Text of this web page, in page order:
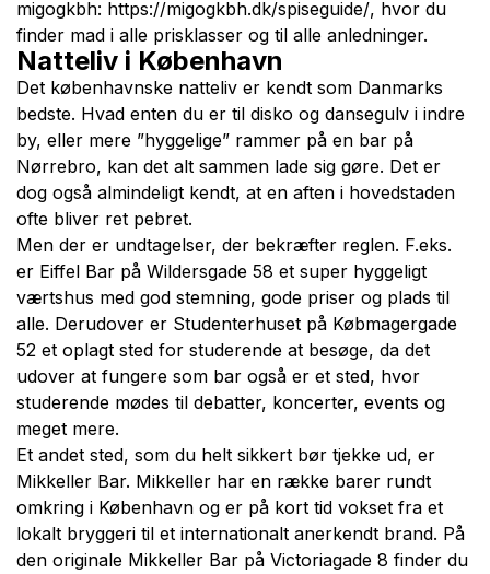
migogkbh: https://migogkbh.dk/spiseguide/, hvor du
finder mad i alle prisklasser og til alle anledninger.
Natteliv i København
Det københavnske natteliv er kendt som Danmarks
bedste. Hvad enten du er til disko og dansegulv i indre
by, eller mere ”hyggelige” rammer på en bar på
Nørrebro, kan det alt sammen lade sig gøre. Det er
dog også almindeligt kendt, at en aften i hovedstaden
ofte bliver ret pebret.
Men der er undtagelser, der bekræfter reglen. F.eks.
er Eiffel Bar på Wildersgade 58 et super hyggeligt
værtshus med god stemning, gode priser og plads til
alle. Derudover er Studenterhuset på Købmagergade
52 et oplagt sted for studerende at besøge, da det
udover at fungere som bar også er et sted, hvor
studerende mødes til debatter, koncerter, events og
meget mere.
Et andet sted, som du helt sikkert bør tjekke ud, er
Mikkeller Bar. Mikkeller har en række barer rundt
omkring i København og er på kort tid vokset fra et
lokalt bryggeri til et internationalt anerkendt brand. På
den originale Mikkeller Bar på Victoriagade 8 finder du